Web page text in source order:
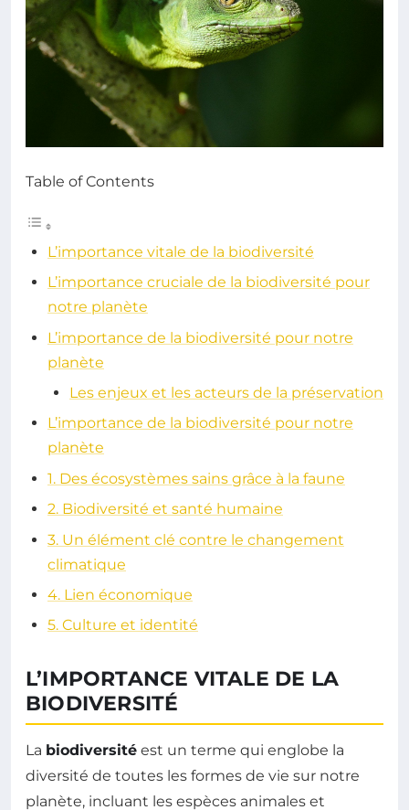
Table of Contents
L’importance vitale de la biodiversité
L’importance cruciale de la biodiversité pour
notre planète
L’importance de la biodiversité pour notre
planète
Les enjeux et les acteurs de la préservation
L’importance de la biodiversité pour notre
planète
1. Des écosystèmes sains grâce à la faune
2. Biodiversité et santé humaine
3. Un élément clé contre le changement
climatique
4. Lien économique
5. Culture et identité
L’IMPORTANCE VITALE DE LA
BIODIVERSITÉ
La biodiversité est un terme qui englobe la
diversité de toutes les formes de vie sur notre
planète, incluant les espèces animales et